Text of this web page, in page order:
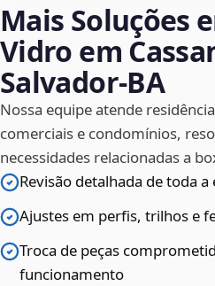
Mais Soluções
Vidro em
Salvador‑BA
Nossa equipe atende
comerciais e condomínios,
necessidades relacionadas a
Revisão detalhada de toda
Ajustes em perfis, trilhos e
Troca de peças
funcionamento